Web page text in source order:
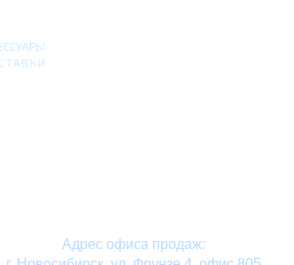
Адрес офиса продаж: